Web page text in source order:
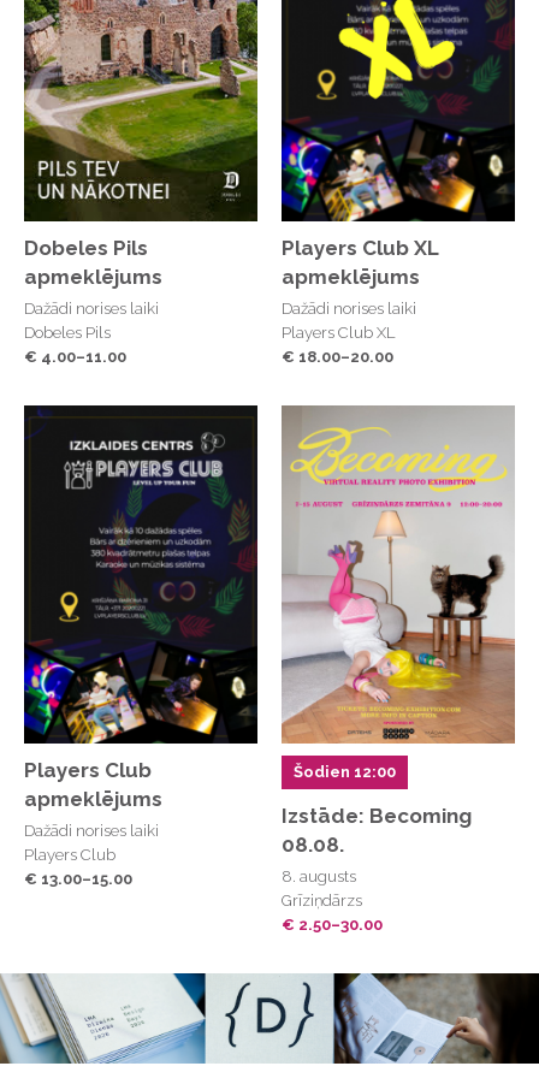
Nav nepiemērotu laikapstākļu, ir tikai nepiemērots
apģērbs - tāpēc pirms pasākuma ieskaties laika
prognozē un parūpējies par laikapstākļiem atbilstošu
apģērbu, lai vakaru izbaudītu bez raizēm.
JIP Mārupīte teritorijā pieejamas maksas
autostāvvietas, kuras iespējams iegādāties kopā ar
pasākuma biļeti.
Bērniem līdz 7 gadu vecumam ieeja bezmaksas
Dobeles Pils
apmeklējums
Dažādi norises laiki
Dobeles Pils
€ 4.00–11.00
Players Club XL
apmeklējums
Dažādi norises laiki
Players Club XL
€ 18.00–20.00
Players Club
apmeklējums
Dažādi norises laiki
Players Club
€ 13.00–15.00
Šodien 12:00
Izstāde: Becoming
08.08.
8. augusts
Grīziņdārzs
€ 2.50–30.00